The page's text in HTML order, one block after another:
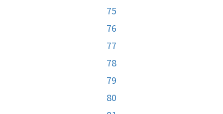
75
76
77
78
79
80